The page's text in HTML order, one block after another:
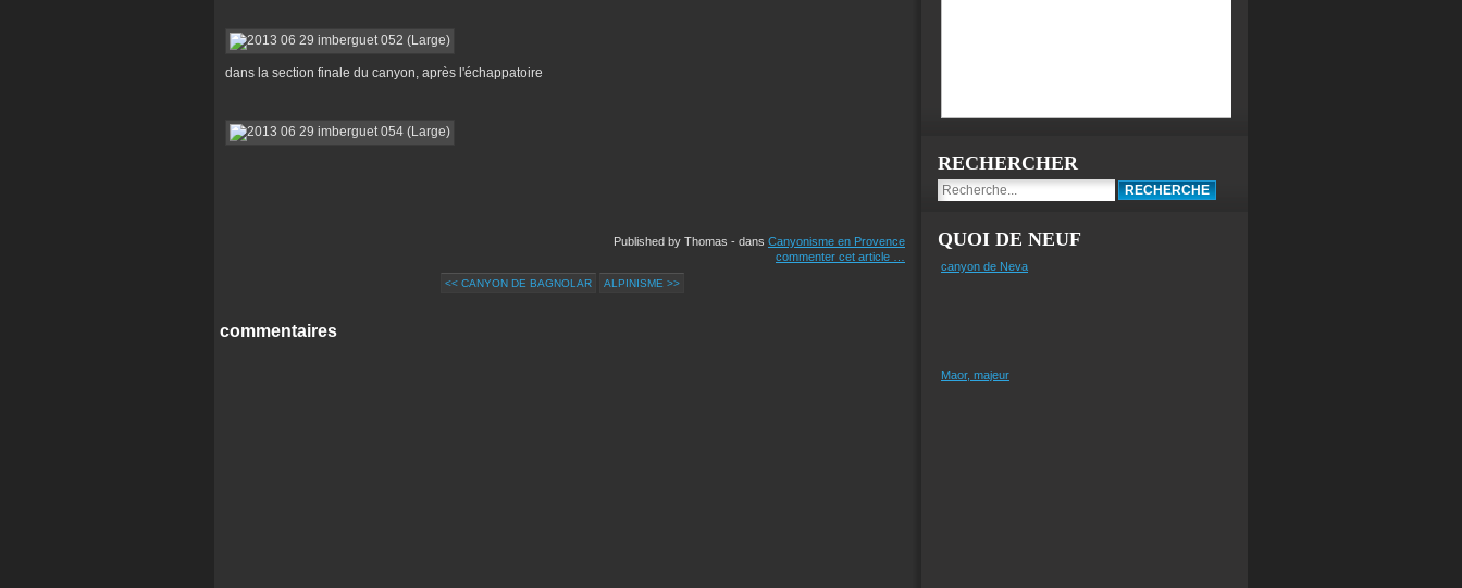
dans la section finale du canyon, après l'échappatoire
Published by Thomas - dans Canyonisme en Provence
commenter cet article
<< CANYON DE BAGNOLAR ALPINISME >>
commentaires
RECHERCHER
QUOI DE NEUF
canyon de Neva
Maor, majeur